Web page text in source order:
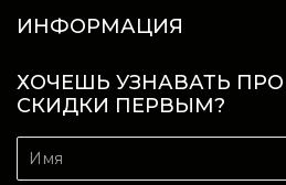
ИНФОРМАЦИЯ
ХОЧЕШЬ УЗНАВАТЬ
СКИДКИ ПЕРВЫМ?